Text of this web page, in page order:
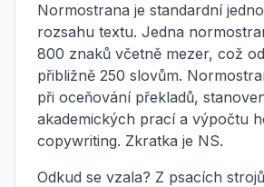
Normostrana je standardní
rozsahu textu. Jedna
800 znaků včetně mezer, což
přibližně 250 slovům.
při oceňování překladů,
akademických prací a výpočtu
copywriting. Zkratka je NS.
Odkud se vzala? Z psacích